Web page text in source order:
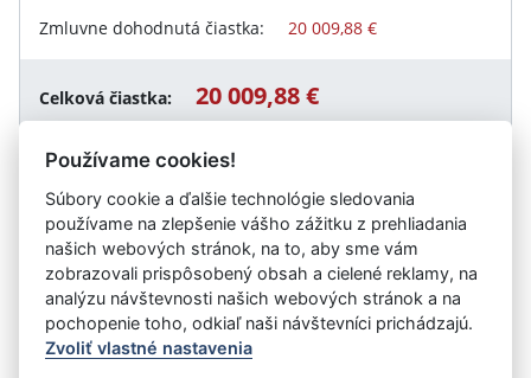
Zmluvne dohodnutá čiastka: 20 009,88 €
Celková čiastka: 20 009,88 €
Návrat späť
Vystavil:Úrad práce, sociálnych vecí a rodiny Košice
Používame cookies!
Súbory cookie a ďalšie technológie sledovania
používame na zlepšenie vášho zážitku z prehliadania
našich webových stránok, na to, aby sme vám
zobrazovali prispôsobený obsah a cielené reklamy, na
analýzu návštevnosti našich webových stránok a na
pochopenie toho, odkiaľ naši návštevníci prichádzajú.
Zvoliť vlastné nastavenia